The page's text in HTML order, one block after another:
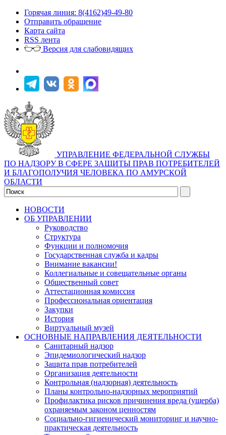
Горячая линия: 8(4162)49-49-80
Отправить обращение
Карта сайта
RSS лента
Версия для слабовидящих
УПРАВЛЕНИЕ ФЕДЕРАЛЬНОЙ СЛУЖБЫ
ПО НАДЗОРУ В СФЕРЕ ЗАЩИТЫ ПРАВ ПОТРЕБИТЕЛЕЙ
И БЛАГОПОЛУЧИЯ ЧЕЛОВЕКА ПО АМУРСКОЙ
ОБЛАСТИ
НОВОСТИ
ОБ УПРАВЛЕНИИ
Руководство
Структура
Функции и полномочия
Государственная служба и кадры
Внимание вакансии!
Коллегиальные и совещательные органы
Общественный совет
Аттестационная комиссия
Профессиональная ориентация
Закупки
История
Виртуальный музей
ОСНОВНЫЕ НАПРАВЛЕНИЯ ДЕЯТЕЛЬНОСТИ
Санитарный надзор
Эпидемиологический надзор
Защита прав потребителей
Организация деятельности
Контрольная (надзорная) деятельность
Планы контрольно-надзорных мероприятий
Профилактика рисков причинения вреда (ущерба)
охраняемым законом ценностям
Социально-гигиенический мониторинг и научно-
практическая деятельность